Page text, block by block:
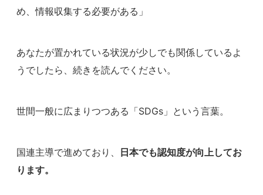
め、情報収集する必要がある」
あなたが置かれている状況が少しでも関係しているよ
うでしたら、続きを読んでください。
世間一般に広まりつつある「SDGs」という言葉。
国連主導で進めており、 日本でも認知度が向上してお
ります。